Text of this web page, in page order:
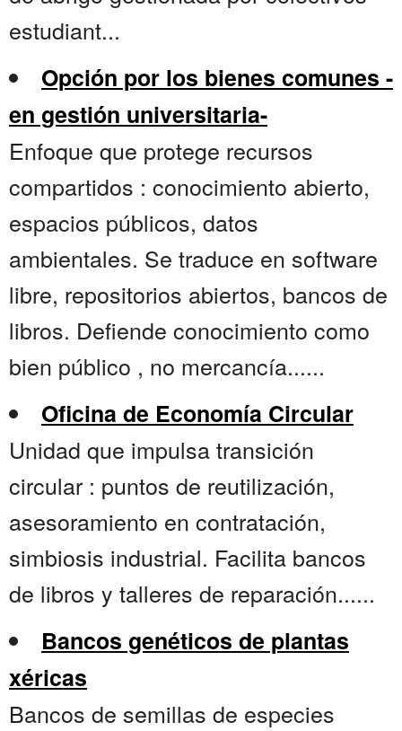
estudiant...
Opción por los bienes comunes -
en gestión universitaria-
Enfoque que protege recursos
compartidos : conocimiento abierto,
espacios públicos, datos
ambientales. Se traduce en software
libre, repositorios abiertos, bancos de
libros. Defiende conocimiento como
bien público , no mercancía......
Oficina de Economía Circular
Unidad que impulsa transición
circular : puntos de reutilización,
asesoramiento en contratación,
simbiosis industrial. Facilita bancos
de libros y talleres de reparación......
Bancos genéticos de plantas
xéricas
Bancos de semillas de especies